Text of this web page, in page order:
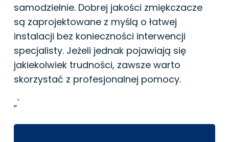
samodzielnie. Dobrej jakości zmiękczacze
są zaprojektowane z myślą o łatwej
instalacji bez konieczności interwencji
specjalisty. Jeżeli jednak pojawiają się
jakiekolwiek trudności, zawsze warto
skorzystać z profesjonalnej pomocy.
„`